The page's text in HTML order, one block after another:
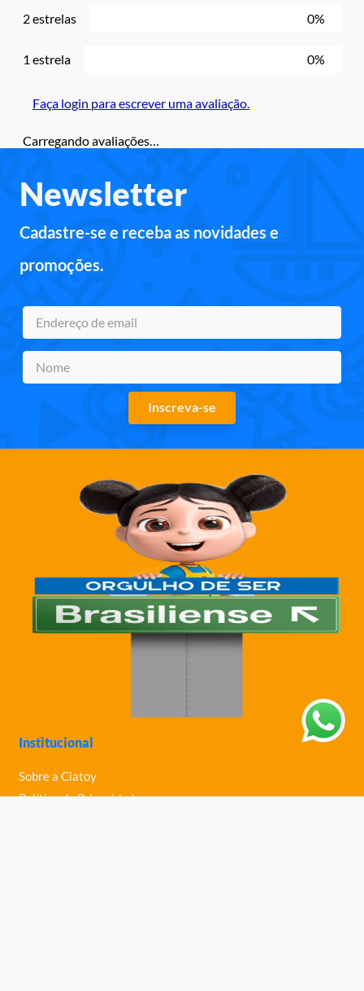
2 estrelas 0%
1 estrela 0%
Faça login para escrever uma avaliação.
Carregando avaliações…
Newsletter
Cadastre-se e receba as novidades e
promoções.
Inscreva-se
Institucional
Sobre a Ciatoy
Política de Privacidade